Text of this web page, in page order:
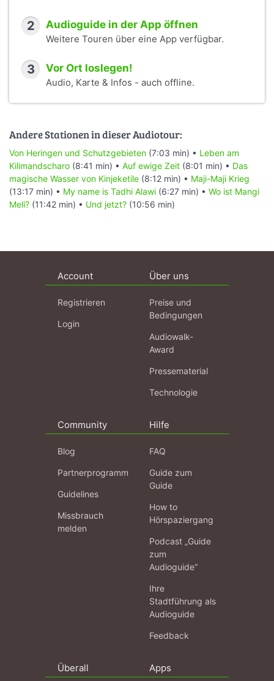
2 Audioguide in der App öffnen
Weitere Touren über eine App verfügbar.
3 Vor Ort loslegen!
Audio, Karte & Infos - auch offline.
Andere Stationen in dieser Audiotour:
Von Heringen und Schutzgebieten (7:03 min) • Leben am
Kilimandscharo (8:41 min) • Auf ewige Zeit (8:01 min) • Das
magische Wasser von Kinjeketile (8:12 min) • Maji-Maji Krieg
(13:17 min) • My name is Tadhi Alawi (6:27 min) • Wo ist Mangi
Meli? (11:42 min) • Und jetzt? (10:56 min)
Account
Registrieren
Login
Über uns
Preise und
Bedingungen
Audiowalk-
Award
Pressematerial
Technologie
Community
Blog
Partnerprogramm
Guidelines
Missbrauch
melden
Hilfe
FAQ
Guide zum
Guide
How to
Hörspaziergang
Podcast „Guide
zum
Audioguide“
Ihre
Stadtführung als
Audioguide
Feedback
Überall Apps